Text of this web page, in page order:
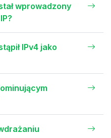
wprowadzony
IPv4 jako